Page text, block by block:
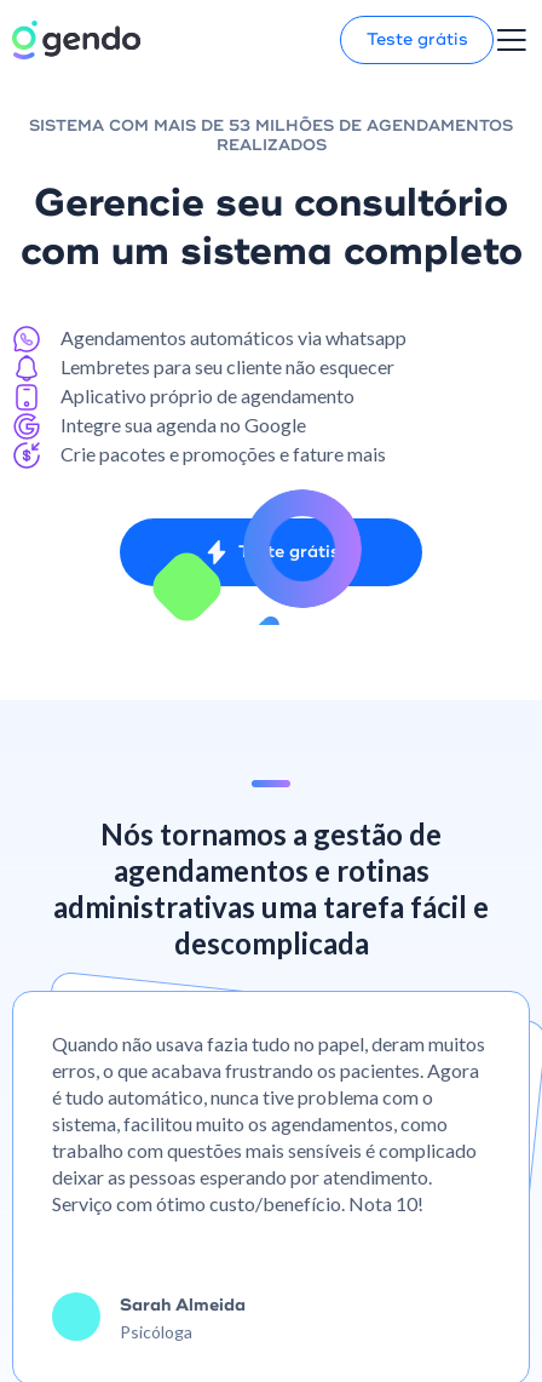
Teste grátis
SISTEMA COM MAIS DE 53 MILHÕES DE AGENDAMENTOS
REALIZADOS
Gerencie seu consultório
com um sistema completo
Agendamentos automáticos via whatsapp
Lembretes para seu cliente não esquecer
Aplicativo próprio de agendamento
Integre sua agenda no Google
Crie pacotes e promoções e fature mais
Teste grátis
Nós tornamos a gestão de
agendamentos e rotinas
administrativas uma tarefa fácil e
descomplicada
Quando não usava fazia tudo no papel, deram muitos
erros, o que acabava frustrando os pacientes. Agora
é tudo automático, nunca tive problema com o
sistema, facilitou muito os agendamentos, como
trabalho com questões mais sensíveis é complicado
deixar as pessoas esperando por atendimento.
Serviço com ótimo custo/benefício. Nota 10!
Sarah Almeida
Psicóloga